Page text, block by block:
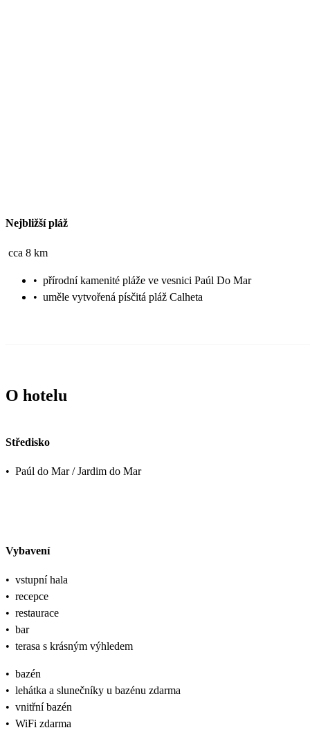
Nejbližší pláž
cca 8 km
• přírodní kamenité pláže ve vesnici Paúl Do Mar
• uměle vytvořená písčitá pláž Calheta
O hotelu
Středisko
• Paúl do Mar / Jardim do Mar
Vybavení
• vstupní hala
• recepce
• restaurace
• bar
• terasa s krásným výhledem
• bazén
• lehátka a slunečníky u bazénu zdarma
• vnitřní bazén
• WiFi zdarma